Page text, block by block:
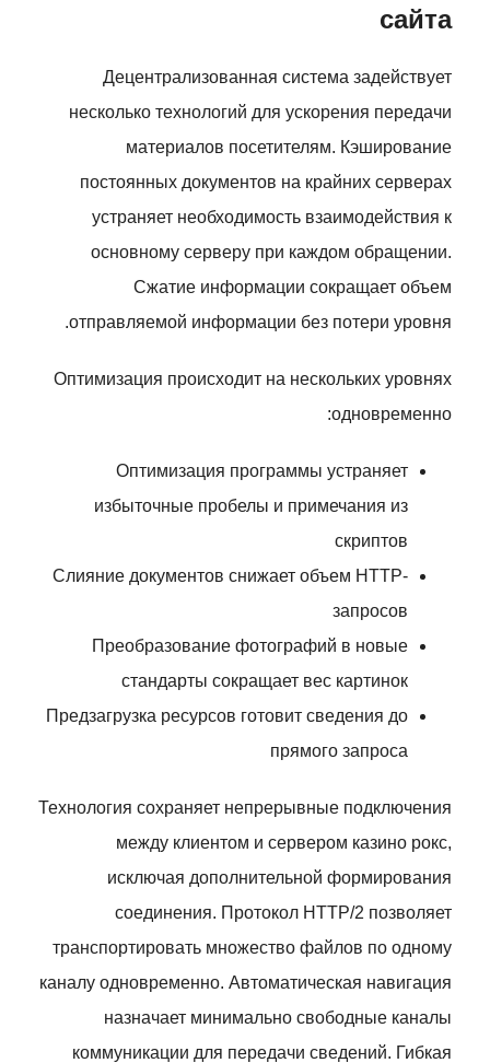
сайта
Децентрализованная система задействует
несколько технологий для ускорения передачи
материалов посетителям. Кэширование
постоянных документов на крайних серверах
устраняет необходимость взаимодействия к
основному серверу при каждом обращении.
Сжатие информации сокращает объем
отправляемой информации без потери уровня.
Оптимизация происходит на нескольких уровнях
одновременно:
Оптимизация программы устраняет
избыточные пробелы и примечания из
скриптов
Слияние документов снижает объем HTTP-
запросов
Преобразование фотографий в новые
стандарты сокращает вес картинок
Предзагрузка ресурсов готовит сведения до
прямого запроса
Технология сохраняет непрерывные подключения
между клиентом и сервером казино рокс,
исключая дополнительной формирования
соединения. Протокол HTTP/2 позволяет
транспортировать множество файлов по одному
каналу одновременно. Автоматическая навигация
назначает минимально свободные каналы
коммуникации для передачи сведений. Гибкая